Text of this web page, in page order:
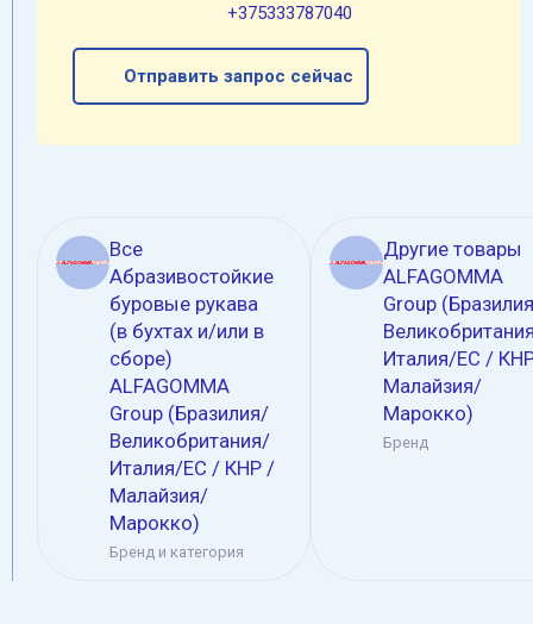
+375333787040
Отправить запрос сейчас
Все
Абразивостойкие
буровые рукава
(в бухтах и/или в
сборе)
ALFAGOMMA
Group (Бразилия/
Великобритания/
Италия/ЕС / КНР /
Малайзия/
Марокко)
Бренд и категория
Другие товары
ALFAGOMMA
Group
Италия/ЕС /
Малайзия/
Марокко)
Бренд